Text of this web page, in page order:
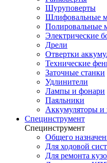
Шуруповерты
Шлифовальные
Полировальные
Электрические
Дрели
Отвертки
Технические
Заточные станки
Удлинители
Лампы и фонари
Паяльники
Аккумуляторы и
Специнструмент
Специнструмент
Общего
Для ходовой
Для ремонта